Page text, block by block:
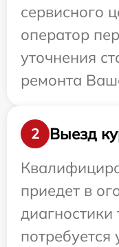
сервисного
оператор
уточнения
ремонта
2
Выезд
приедет в
диагностики